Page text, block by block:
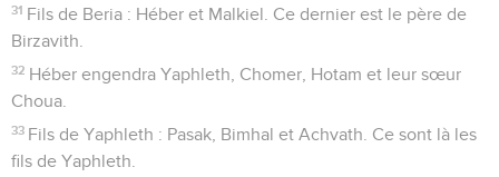
31 Fils de Beria : Héber et Malkiel. Ce dernier est le père de
Birzavith.
32 Héber engendra Yaphleth, Chomer, Hotam et leur sœur
Choua.
33 Fils de Yaphleth : Pasak, Bimhal et Achvath. Ce sont là les
fils de Yaphleth.